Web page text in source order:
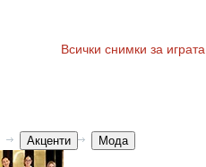
Всички снимки за играта
Акценти Мода